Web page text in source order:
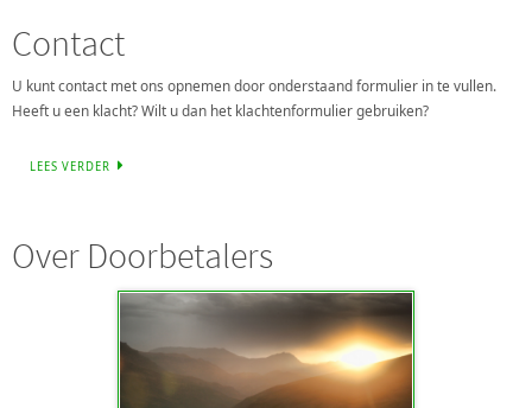
Contact
U kunt contact met ons opnemen door onderstaand formulier in te vullen.
Heeft u een klacht? Wilt u dan het klachtenformulier gebruiken?
LEES VERDER
Over Doorbetalers